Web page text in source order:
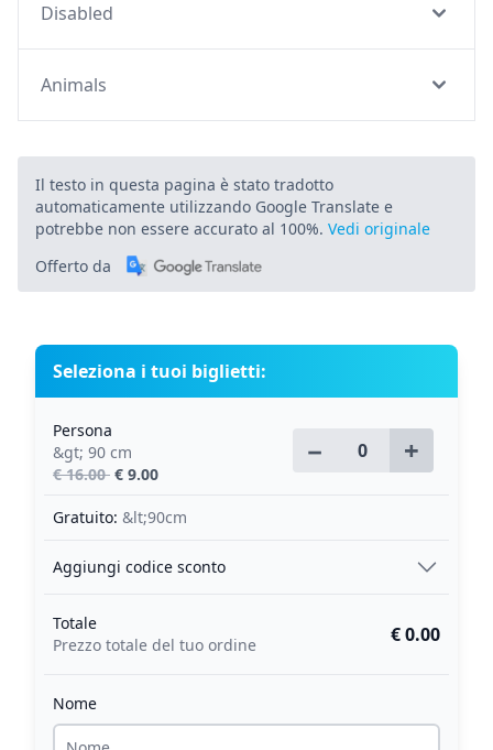
Disabled
Animals
Il testo in questa pagina è stato tradotto
automaticamente utilizzando Google Translate e
potrebbe non essere accurato al 100%. Vedi originale
Offerto da
Seleziona i tuoi biglietti:
Persona
&gt; 90 cm
€ 16.00 € 9.00
− +
Gratuito: &lt;90cm
Aggiungi codice sconto
Totale
Prezzo totale del tuo ordine
€ 0.00
Nome